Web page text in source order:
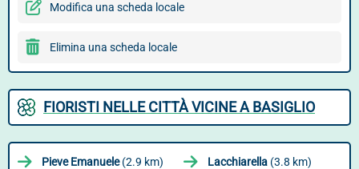
Modifica una scheda locale
Elimina una scheda locale
FIORISTI NELLE CITTÀ VICINE A BASIGLIO
Pieve Emanuele(2.9 km) Lacchiarella (3.8 km)